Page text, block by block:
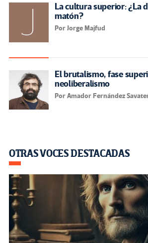
La cultura superior: ¿La
matón?
Por Jorge Majfud
El brutalismo, fase
neoliberalismo
Por Amador Fernández
OTRAS VOCES DESTACADAS